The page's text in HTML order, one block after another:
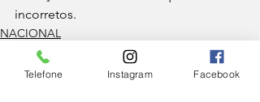
incorretos.
NACIONAL
Telefone Instagram Facebook